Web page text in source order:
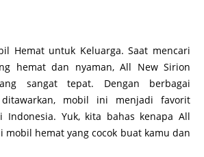
Hemat untuk Keluarga. Saat mencari
hemat dan nyaman, All New Sirion
sangat tepat. Dengan berbagai
ditawarkan, mobil ini menjadi favorit
Indonesia. Yuk, kita bahas kenapa All
mobil hemat yang cocok buat kamu dan